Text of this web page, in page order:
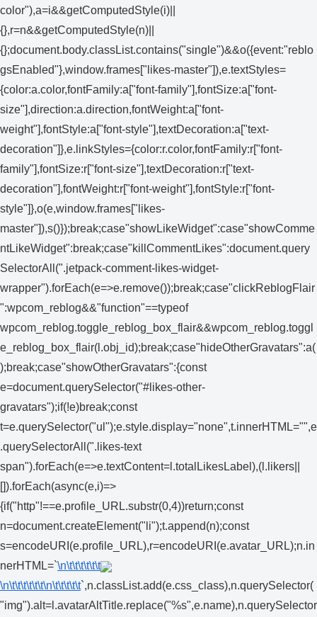
color"),a=i&&getComputedStyle(i)||
{},r=n&&getComputedStyle(n)||
{};document.body.classList.contains("single")&&o({event:"reblo
gsEnabled"},window.frames["likes-master"]),e.textStyles=
{color:a.color,fontFamily:a["font-family"],fontSize:a["font-
size"],direction:a.direction,fontWeight:a["font-
weight"],fontStyle:a["font-style"],textDecoration:a["text-
decoration"]},e.linkStyles={color:r.color,fontFamily:r["font-
family"],fontSize:r["font-size"],textDecoration:r["text-
decoration"],fontWeight:r["font-weight"],fontStyle:r["font-
style"]},o(e,window.frames["likes-
master"]),s()});break;case"showLikeWidget":case"showComme
ntLikeWidget":break;case"killCommentLikes":document.query
SelectorAll(".jetpack-comment-likes-widget-
wrapper").forEach(e=>e.remove());break;case"clickReblogFlair
":wpcom_reblog&&"function"==typeof
wpcom_reblog.toggle_reblog_box_flair&&wpcom_reblog.toggl
e_reblog_box_flair(l.obj_id);break;case"hideOtherGravatars":a(
);break;case"showOtherGravatars":{const
e=document.querySelector("#likes-other-
gravatars");if(!e)break;const
t=e.querySelector("ul");e.style.display="none",t.innerHTML="",e
.querySelectorAll(".likes-text
span").forEach(e=>e.textContent=l.totalLikesLabel),(l.likers||
[]).forEach(async(e,i)=>
{if("http"!==e.profile_URL.substr(0,4))return;const
n=document.createElement("li");t.append(n);const
s=encodeURI(e.profile_URL),r=encodeURI(e.avatar_URL);n.in
nerHTML=`\n\t\t\t\t\t\t
\n\t\t\t\t\t\t\n\t\t\t\t\t`,n.classList.add(e.css_class),n.querySelector(
"img").alt=l.avatarAltTitle.replace("%s",e.name),n.querySelector